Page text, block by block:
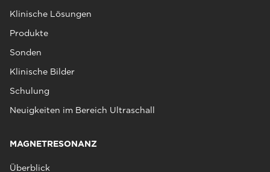
Klinische Lösungen
Produkte
Sonden
Klinische Bilder
Schulung
Neuigkeiten im Bereich Ultraschall
MAGNETRESONANZ
Überblick